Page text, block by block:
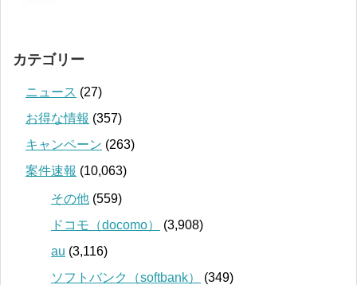
カテゴリー
ニュース (27)
お得な情報 (357)
キャンペーン (263)
案件速報 (10,063)
その他 (559)
ドコモ（docomo）
(3,908)
au (3,116)
ソフトバンク（softbank）
(349)